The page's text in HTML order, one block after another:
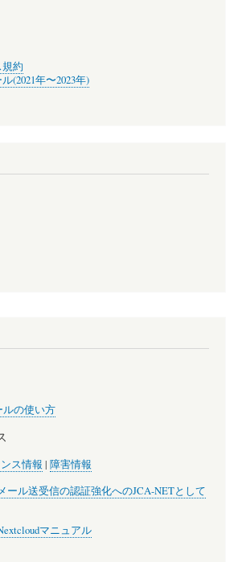
約
(2021年〜2023年)
ルの使い方
ス情報| 障害情報
ール送受信の認証強化へのJCA-NETとして
マニュアル